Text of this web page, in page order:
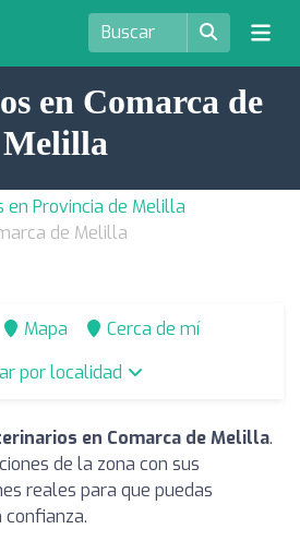
en Comarca de
Melilla
en Provincia de Melilla
de Melilla
Mapa
Cerca de mí
por localidad
en Comarca de Melilla.
de la zona con sus
reales para que puedas